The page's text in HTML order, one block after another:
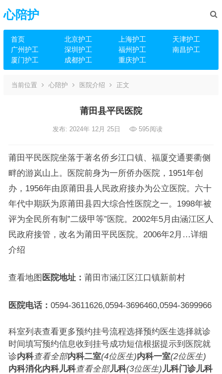
心陪护
首页 北京护工 上海护工
天津护工
广州护工
深圳护工 福州护工
南昌护工
厦门护工
成都护工 重庆护工
当前位置 心陪护 医院介绍 正文
莆田县平民医院
发布: 2024年 12月 25日 595阅读
莆田平民医院坐落于著名侨乡江口镇、福厦交通要衢侧
畔的游岚山上。医院前身为一所侨办医院，1951年创
办，1956年由原莆田县人民政府接办为公立医院。六十
年代中期跃为原莆田县四大综合性医院之一。1998年被
评为全民所有制”二级甲等”医院。2002年5月由涵江区人
民政府接管，改名为莆田平民医院。2006年2月…详细
介绍
查看地图 医院地址： 莆田市涵江区江口镇新前村
医院电话： 0594-3611626,0594-3696460,0594-3699966
科室列表查看更多预约挂号流程选择预约医生选择就诊
时间填写预约信息收到挂号成功短信根据提示到医院就
诊内科查看全部内科二室(4位医生)内科一室(2位医生)
内科消化内科儿科查看全部儿科(3位医生) 儿科门诊儿科